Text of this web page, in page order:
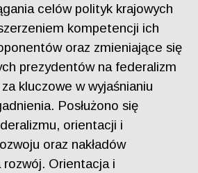
celów polityk krajowych
kompetencji ich
oraz zmieniające się
prezydentów na federalizm
kluczowe w wyjaśnianiu
Posłużono się
orientacji i
oraz nakładów
rozwój. Orientacja i